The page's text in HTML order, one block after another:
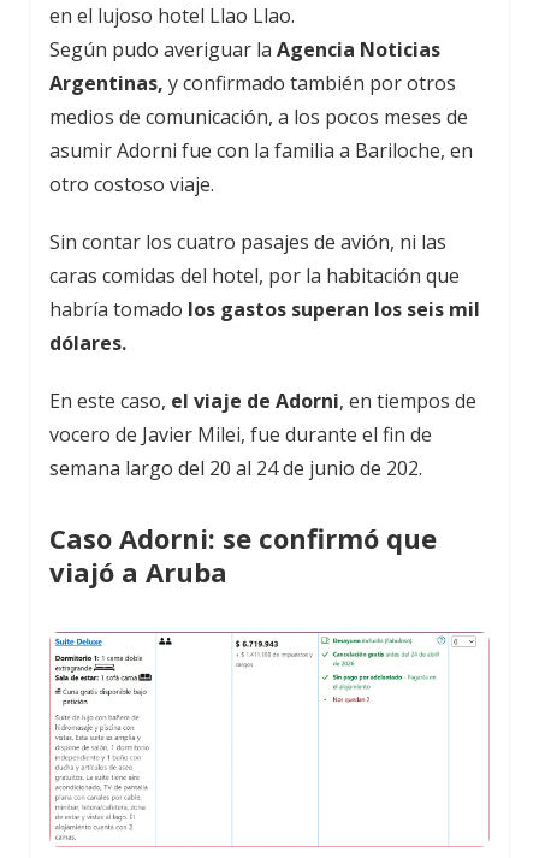
en el lujoso hotel Llao Llao.
Según pudo averiguar la Agencia Noticias
Argentinas, y confirmado también por otros
medios de comunicación, a los pocos meses de
asumir Adorni fue con la familia a Bariloche, en
otro costoso viaje.
Sin contar los cuatro pasajes de avión, ni las
caras comidas del hotel, por la habitación que
habría tomado los gastos superan los seis mil
dólares.
En este caso, el viaje de Adorni, en tiempos de
vocero de Javier Milei, fue durante el fin de
semana largo del 20 al 24 de junio de 202.
Caso Adorni: se confirmó que
viajó a Aruba